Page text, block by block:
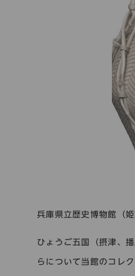
兵庫県立歴史博物館（
ひょうご五国（摂津、
らについて当館のコレ